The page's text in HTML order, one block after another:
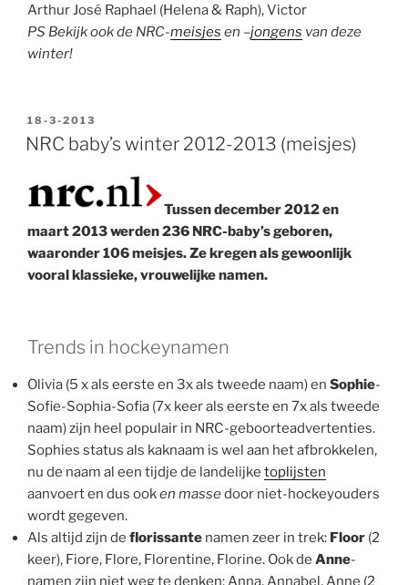
Arthur José Raphael (Helena & Raph), Victor
PS Bekijk ook de NRC-meisjes en –jongens van deze
winter!
GEPLAATST
OP
18-3-2013
NRC baby’s winter 2012-2013 (meisjes)
Tussen december 2012 en
maart 2013 werden 236 NRC-baby’s geboren,
waaronder 106 meisjes. Ze kregen als gewoonlijk
vooral klassieke, vrouwelijke namen.
Trends in hockeynamen
Olivia (5 x als eerste en 3x als tweede naam) en Sophie-
Sofie-Sophia-Sofia (7x keer als eerste en 7x als tweede
naam) zijn heel populair in NRC-geboorteadvertenties.
Sophies status als kaknaam is wel aan het afbrokkelen,
nu de naam al een tijdje de landelijke toplijsten
aanvoert en dus ooken massedoor niet-hockeyouders
wordt gegeven.
Als altijd zijn de florissante namen zeer in trek: Floor (2
keer), Fiore, Flore, Florentine, Florine. Ook de Anne-
namen zijn niet weg te denken: Anna, Annabel, Anne (2